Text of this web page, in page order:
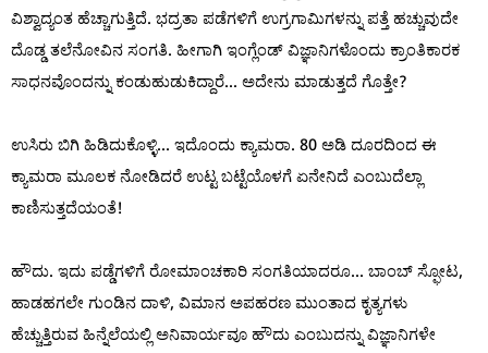
ವಿಶ್ವಾದ್ಯಂತ ಹೆಚ್ಚಾಗುತ್ತಿದೆ. ಭದ್ರತಾ ಪಡೆಗಳಿಗೆ ಉಗ್ರಗಾಮಿಗಳನ್ನು ಪತ್ತೆ ಹಚ್ಚುವುದೇ
ದೊಡ್ಡ ತಲೆನೋವಿನ ಸಂಗತಿ. ಹೀಗಾಗಿ ಇಂಗ್ಲೆಂಡ್ ವಿಜ್ಞಾನಿಗಳೊಂದು ಕ್ರಾಂತಿಕಾರಕ
ಸಾಧನವೊಂದನ್ನು ಕಂಡುಹುಡುಕಿದ್ದಾರೆ... ಅದೇನು ಮಾಡುತ್ತದೆ ಗೊತ್ತೇ?
ಉಸಿರು ಬಿಗಿ ಹಿಡಿದುಕೊಳ್ಳಿ... ಇದೊಂದು ಕ್ಯಾಮರಾ. 80 ಅಡಿ ದೂರದಿಂದ ಈ
ಕ್ಯಾಮರಾ ಮೂಲಕ ನೋಡಿದರೆ ಉಟ್ಟ ಬಟ್ಟೆಯೊಳಗೆ ಏನೇನಿದೆ ಎಂಬುದೆಲ್ಲಾ
ಕಾಣಿಸುತ್ತದೆಯಂತೆ!
ಹೌದು. ಇದು ಪಡ್ಡೆಗಳಿಗೆ ರೋಮಾಂಚಕಾರಿ ಸಂಗತಿಯಾದರೂ... ಬಾಂಬ್ ಸ್ಫೋಟ,
ಹಾಡಹಗಲೇ ಗುಂಡಿನ ದಾಳಿ, ವಿಮಾನ ಅಪಹರಣ ಮುಂತಾದ ಕೃತ್ಯಗಳು
ಹೆಚ್ಚುತ್ತಿರುವ ಹಿನ್ನೆಲೆಯಲ್ಲಿ ಅನಿವಾರ್ಯವೂ ಹೌದು ಎಂಬುದನ್ನು ವಿಜ್ಞಾನಿಗಳೇ